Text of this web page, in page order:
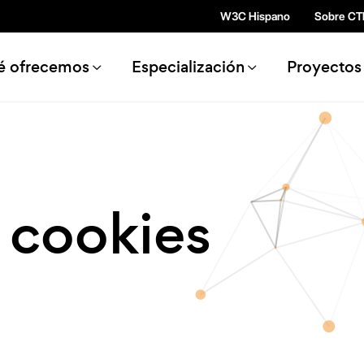
Pasar al contenido principal
W3C Hispano Sobre
navigation
ofrecemos Especialización Proyectos